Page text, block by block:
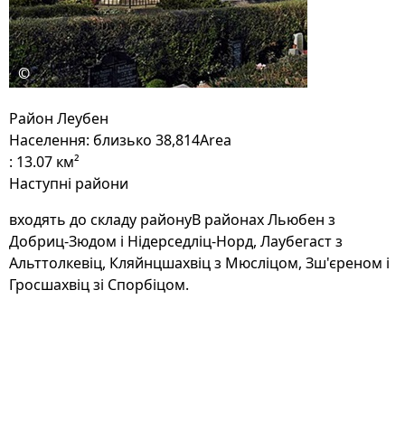
©
Район Леубен
Населення: близько 38,814Area
: 13.07 км²
Наступні райони
входять до складу районуВ районах Льюбен з
Добриц-Зюдом і Нідерседліц-Норд, Лаубегаст з
Альттолкевіц, Кляйнцшахвіц з Мюсліцом, Зш'єреном і
Гросшахвіц зі Спорбіцом.